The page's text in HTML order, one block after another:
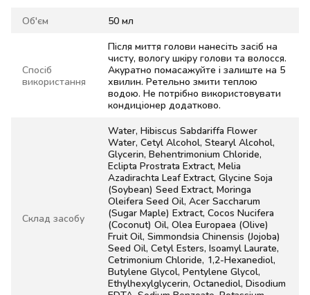
Об'єм 50 мл
Спосіб
використання
Після миття голови нанесіть засіб на
чисту, вологу шкіру голови та волосся.
Акуратно помасажуйте і залиште на 5
хвилин. Ретельно змити теплою
водою. Не потрібно використовувати
кондиціонер додатково.
Склад засобу
Water, Hibiscus Sabdariffa Flower
Water, Cetyl Alcohol, Stearyl Alcohol,
Glycerin, Behentrimonium Chloride,
Eclipta Prostrata Extract, Melia
Azadirachta Leaf Extract, Glycine Soja
(Soybean) Seed Extract, Moringa
Oleifera Seed Oil, Acer Saccharum
(Sugar Maple) Extract, Cocos Nucifera
(Coconut) Oil, Olea Europaea (Olive)
Fruit Oil, Simmondsia Chinensis (Jojoba)
Seed Oil, Cetyl Esters, Isoamyl Laurate,
Cetrimonium Chloride, 1,2-Hexanediol,
Butylene Glycol, Pentylene Glycol,
Ethylhexylglycerin, Octanediol, Disodium